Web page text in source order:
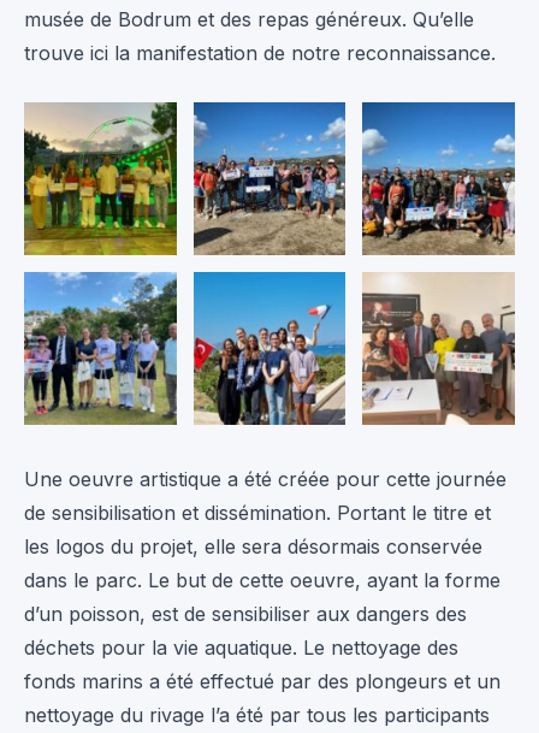
musée de Bodrum et des repas généreux. Qu’elle
trouve ici la manifestation de notre reconnaissance.
Une oeuvre artistique a été créée pour cette journée
de sensibilisation et dissémination. Portant le titre et
les logos du projet, elle sera désormais conservée
dans le parc. Le but de cette oeuvre, ayant la forme
d’un poisson, est de sensibiliser aux dangers des
déchets pour la vie aquatique. Le nettoyage des
fonds marins a été effectué par des plongeurs et un
nettoyage du rivage l’a été par tous les participants